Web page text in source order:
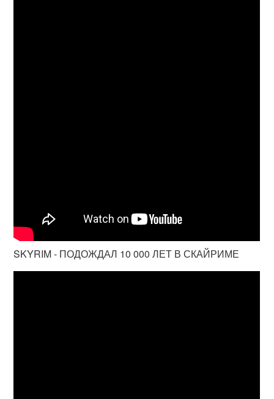
SKYRIM - ПОДОЖДАЛ 10 000 ЛЕТ В СКАЙРИМЕ